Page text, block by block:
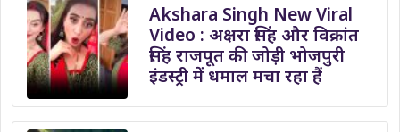
Akshara Singh New Viral
Video : अक्षरा सिंह और विक्रांत
सिंह राजपूत की जोड़ी भोजपुरी
इंडस्ट्री में धमाल मचा रहा हैं